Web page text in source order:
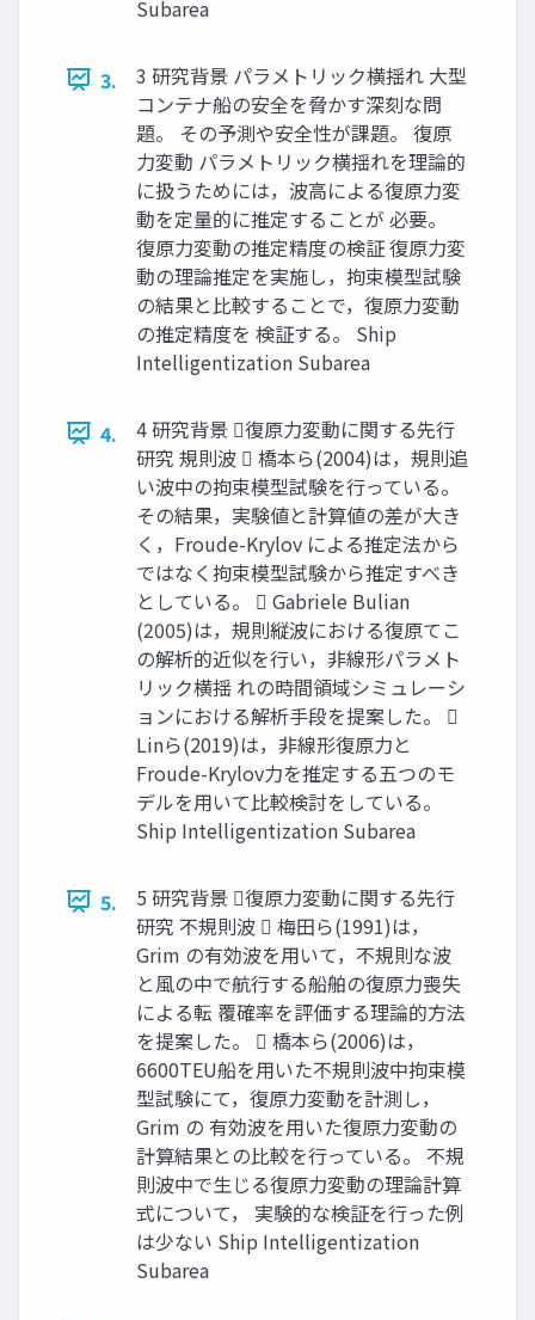
Subarea
3.
3 研究背景 パラメトリック横揺れ ⼤型
コンテナ船の安全を脅かす深刻な問
題。 その予測や安全性が課題。 復原
⼒変動 パラメトリック横揺れを理論的
に扱うためには，波⾼による復原⼒変
動を定量的に推定することが 必要。
復原⼒変動の推定精度の検証 復原⼒変
動の理論推定を実施し，拘束模型試験
の結果と⽐較することで，復原⼒変動
の推定精度を 検証する。 Ship
Intelligentization Subarea
4.
4 研究背景 復原⼒変動に関する先⾏
研究 規則波  橋本ら(2004)は，規則追
い波中の拘束模型試験を⾏っている。
その結果，実験値と計算値の差が⼤き
く，Froude-Krylov による推定法から
ではなく拘束模型試験から推定すべき
としている。  Gabriele Bulian
(2005)は，規則縦波における復原てこ
の解析的近似を⾏い，⾮線形パラメト
リック横揺 れの時間領域シミュレーシ
ョンにおける解析⼿段を提案した。 
Linら(2019)は，⾮線形復原⼒と
Froude-Krylov⼒を推定する五つのモ
デルを⽤いて⽐較検討をしている。
Ship Intelligentization Subarea
5.
5 研究背景 復原⼒変動に関する先⾏
研究 不規則波  梅⽥ら(1991)は，
Grim の有効波を⽤いて，不規則な波
と⾵の中で航⾏する船舶の復原⼒喪失
による転 覆確率を評価する理論的⽅法
を提案した。  橋本ら(2006)は，
6600TEU船を⽤いた不規則波中拘束模
型試験にて，復原⼒変動を計測し，
Grim の 有効波を⽤いた復原⼒変動の
計算結果との⽐較を⾏っている。 不規
則波中で⽣じる復原⼒変動の理論計算
式について， 実験的な検証を⾏った例
は少ない Ship Intelligentization
Subarea